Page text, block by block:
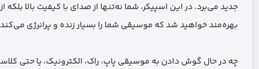
جدید می‌برد. در این اسپیکر، شما نه‌تنها از صدای با کیفیت بالا
بهره‌مند خواهید شد که موسیقی شما را بسیار زنده و پرانرژی